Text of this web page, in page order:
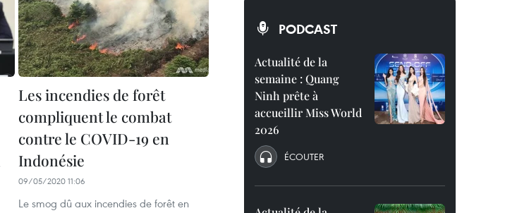
Les incendies de forêt
compliquent le combat
contre le COVID-19 en
Indonésie
09/05/2020 11:06
Le smog dû aux incendies de forêt en
PODCAST
Actualité de la
semaine : Quang
Ninh prête à
accueillir Miss World
2026
ÉCOUTER